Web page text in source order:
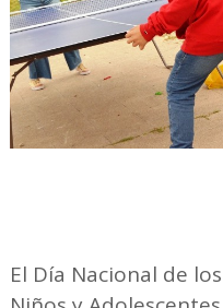
El Día Nacional de